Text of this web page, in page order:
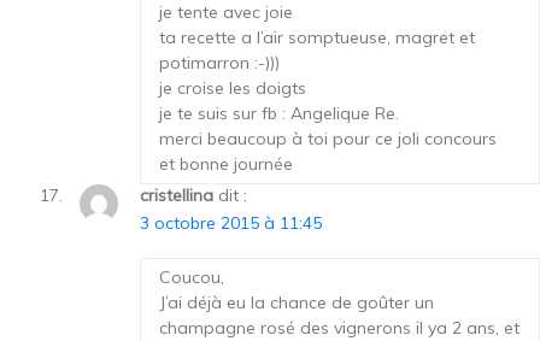
je tente avec joie
ta recette a l’air somptueuse, magret et
potimarron :-)))
je croise les doigts
je te suis sur fb : Angelique Re.
merci beaucoup à toi pour ce joli concours
et bonne journée
cristellina dit :
3 octobre 2015 à 11:45
Coucou,
J’ai déjà eu la chance de goûter un
champagne rosé des vignerons il ya 2 ans, et